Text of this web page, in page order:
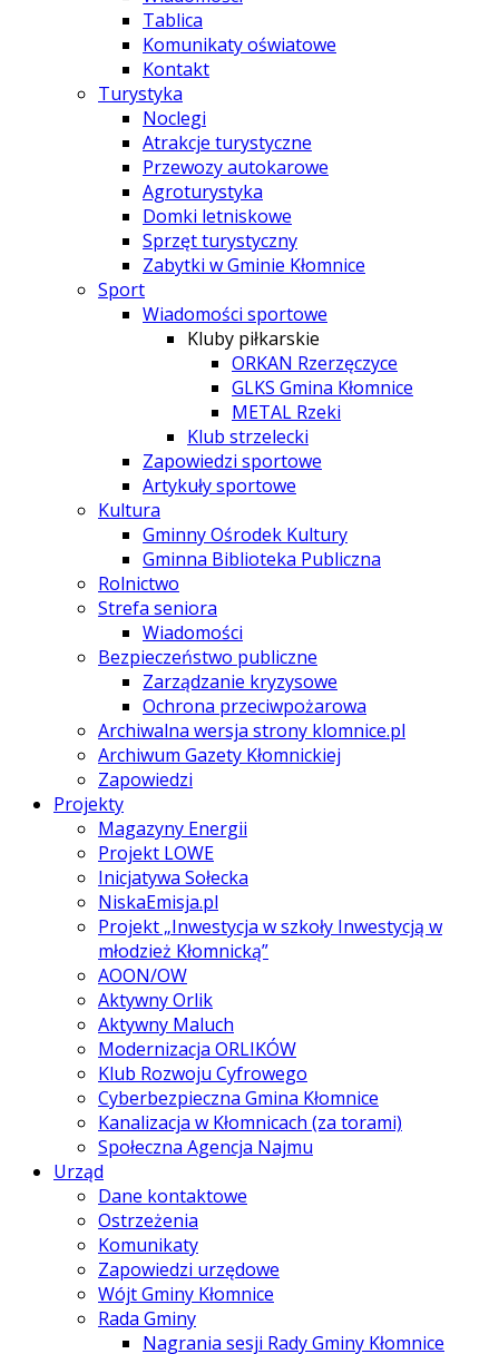
Tablica
Komunikaty oświatowe
Kontakt
Turystyka
Noclegi
Atrakcje turystyczne
Przewozy autokarowe
Agroturystyka
Domki letniskowe
Sprzęt turystyczny
Zabytki w Gminie Kłomnice
Sport
Wiadomości sportowe
Kluby piłkarskie
ORKAN Rzerzęczyce
GLKS Gmina Kłomnice
METAL Rzeki
Klub strzelecki
Zapowiedzi sportowe
Artykuły sportowe
Kultura
Gminny Ośrodek Kultury
Gminna Biblioteka Publiczna
Rolnictwo
Strefa seniora
Wiadomości
Bezpieczeństwo publiczne
Zarządzanie kryzysowe
Ochrona przeciwpożarowa
Archiwalna wersja strony klomnice.pl
Archiwum Gazety Kłomnickiej
Zapowiedzi
Projekty
Magazyny Energii
Projekt LOWE
Inicjatywa Sołecka
NiskaEmisja.pl
Projekt „Inwestycja w szkoły Inwestycją w
młodzież Kłomnicką”
AOON/OW
Aktywny Orlik
Aktywny Maluch
Modernizacja ORLIKÓW
Klub Rozwoju Cyfrowego
Cyberbezpieczna Gmina Kłomnice
Kanalizacja w Kłomnicach (za torami)
Społeczna Agencja Najmu
Urząd
Dane kontaktowe
Ostrzeżenia
Komunikaty
Zapowiedzi urzędowe
Wójt Gminy Kłomnice
Rada Gminy
Nagrania sesji Rady Gminy Kłomnice